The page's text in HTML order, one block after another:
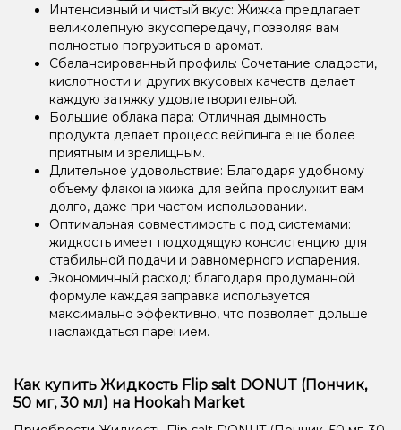
Интенсивный и чистый вкус: Жижка предлагает
великолепную вкусопередачу, позволяя вам
полностью погрузиться в аромат.
Сбалансированный профиль: Сочетание сладости,
кислотности и других вкусовых качеств делает
каждую затяжку удовлетворительной.
Большие облака пара: Отличная дымность
продукта делает процесс вейпинга еще более
приятным и зрелищным.
Длительное удовольствие: Благодаря удобному
объему флакона жижа для вейпа прослужит вам
долго, даже при частом использовании.
Оптимальная совместимость с под системами:
жидкость имеет подходящую консистенцию для
стабильной подачи и равномерного испарения.
Экономичный расход: благодаря продуманной
формуле каждая заправка используется
максимально эффективно, что позволяет дольше
наслаждаться парением.
Как купить Жидкость Flip salt DONUT (Пончик,
50 мг, 30 мл) на Hookah Market